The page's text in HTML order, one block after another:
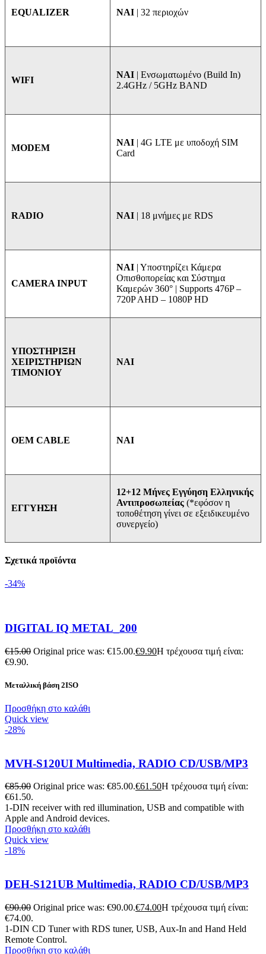
EQUALIZER NAI | 32 περιοχών
WIFI
ΝΑΙ | Ενσωματωμένο (Build In)
2.4GHz / 5GHz BAND
MODEM
NAI | 4G LTE με υποδοχή SIM
Card
RADIO ΝΑΙ | 18 μνήμες με RDS
CAMERA INPUT
ΝΑΙ | Υποστηρίζει Κάμερα
Οπισθοπορείας και Σύστημα
Καμερών 360° | Supports 476P –
720P AHD – 1080P HD
ΥΠΟΣΤΗΡΙΞΗ
ΧΕΙΡΙΣΤΗΡΙΩΝ
ΤΙΜΟΝΙΟΥ
ΝΑΙ
OEM CABLE ΝΑΙ
ΕΓΓΥΗΣΗ
12+12 Μήνες Εγγύηση Ελληνικής
Αντιπροσωπείας (*εφόσον η
τοποθέτηση γίνει σε εξειδικευμένο
συνεργείο)
Σχετικά προϊόντα
-34%
DIGITAL IQ METAL_200
€15.00 Original price was: €15.00.€9.90Η τρέχουσα τιμή είναι:
€9.90.
Μεταλλική βάση 2ISO
Προσθήκη στο καλάθι
Quick view
-28%
MVH-S120UI Multimedia, RADIO CD/USB/MP3
€85.00 Original price was: €85.00.€61.50Η τρέχουσα τιμή είναι:
€61.50.
1-DIN receiver with red illumination, USB and compatible with
Apple and Android devices.
Προσθήκη στο καλάθι
Quick view
-18%
DEH-S121UB Multimedia, RADIO CD/USB/MP3
€90.00 Original price was: €90.00.€74.00Η τρέχουσα τιμή είναι:
€74.00.
1-DIN CD Tuner with RDS tuner, USB, Aux-In and Hand Held
Remote Control.
Προσθήκη στο καλάθι